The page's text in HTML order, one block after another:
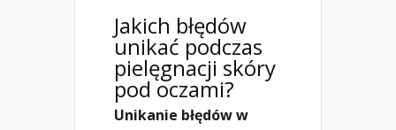
Jakich błędów
unikać podczas
pielęgnacji skóry
pod oczami?
Unikanie błędów w